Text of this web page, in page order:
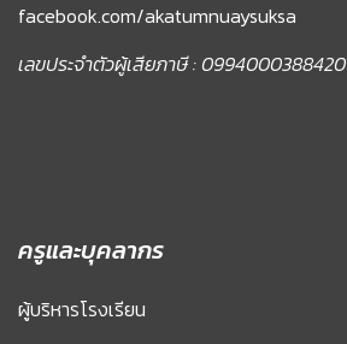
facebook.com/akatumnuaysuksa
เลขประจำตัวผู้เสียภาษี : 0994000388420
ครูและบุคลากร
ผู้บริหารโรงเรียน